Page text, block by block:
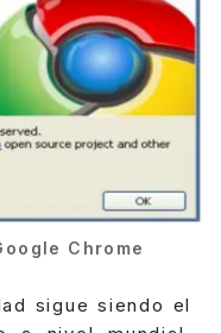
Chrome
sigue siendo el